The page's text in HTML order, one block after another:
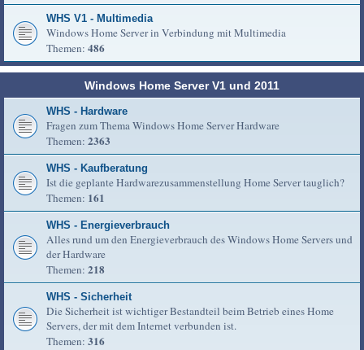
WHS V1 - Multimedia
Windows Home Server in Verbindung mit Multimedia
Themen: 486
Windows Home Server V1 und 2011
WHS - Hardware
Fragen zum Thema Windows Home Server Hardware
Themen: 2363
WHS - Kaufberatung
Ist die geplante Hardwarezusammenstellung Home Server tauglich?
Themen: 161
WHS - Energieverbrauch
Alles rund um den Energieverbrauch des Windows Home Servers und
der Hardware
Themen: 218
WHS - Sicherheit
Die Sicherheit ist wichtiger Bestandteil beim Betrieb eines Home
Servers, der mit dem Internet verbunden ist.
Themen: 316